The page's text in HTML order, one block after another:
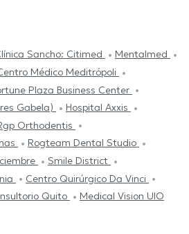
Sancho: Citimed
Mentalmed
Médico Meditrópoli
Plaza Business Center
Gabela)
Hospital Axxis
Orthodentis
Rogteam Dental Studio
Smile District
Centro Quirúrgico Da Vinci
Quito Medical Vision UIO